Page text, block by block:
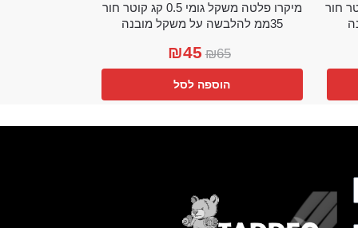
0.25 קג קוטר חור
מיקרו פלטה משקל גומי 0.5 קג קוטר חור
35ממ להלבשה על משקל מובנה
₪65
₪45
הוספה לסל